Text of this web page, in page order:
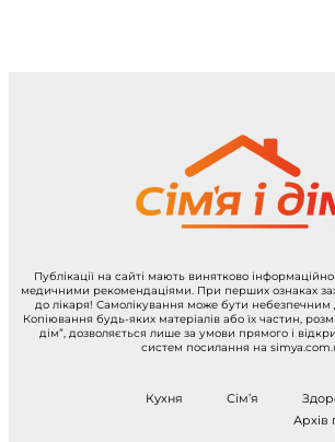
Публікації на сайті мають винятково
медичними рекомендаціями. При перших ознаках
до лікаря! Самолікування може бути небезпечним
Копіювання будь-яких матеріалів або їх частин,
дім”, дозволяється лише за умови прямого і
систем посилання на
Кухня Сім’я
Архів